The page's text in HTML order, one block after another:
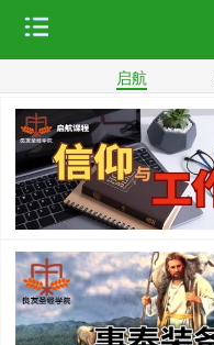
启航